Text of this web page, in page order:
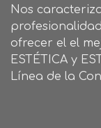
Nos
ofrecer el el
ESTÉTICA y
Línea de la